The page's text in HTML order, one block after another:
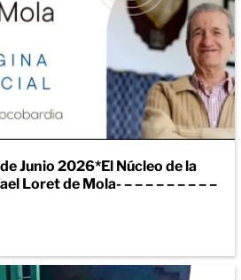
Junio 2026*El Núcleo de la
Loret de Mola- – – – – – – – – –